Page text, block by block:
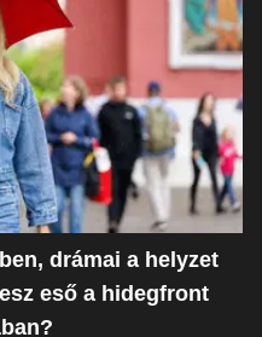
drámai a helyzet
eső a hidegfront